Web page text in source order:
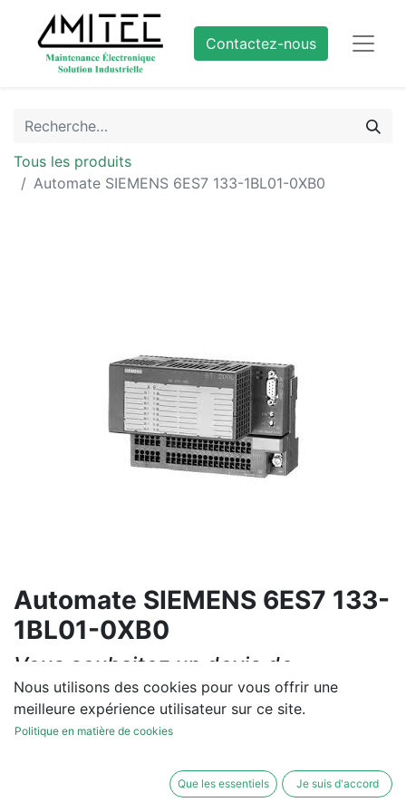
Contactez-nous
Tous les produits
Automate SIEMENS 6ES7 133-1BL01-0XB0
Automate SIEMENS 6ES7 133-
1BL01-0XB0
Vous souhaitez un devis de
réparation ou de vente, un
diagnostic sur site?
Nous utilisons des cookies pour vous offrir une
meilleure expérience utilisateur sur ce site.
Politique en matière de cookies
Que les essentiels Je suis d'accord